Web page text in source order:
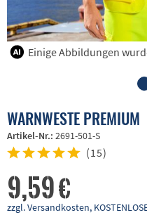
Einige Abbildungen
WARNWESTE PREMIUM
Artikel-Nr.: 2691-501-S
(15)
9,59 €
zzgl. Versandkosten,